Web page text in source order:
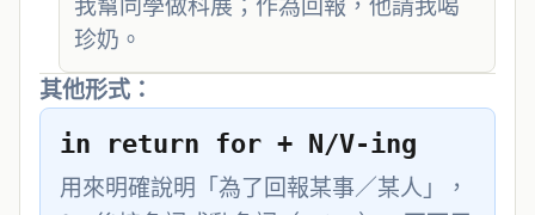
我幫同學做科展；作為回報，他請我喝
珍奶。
其他形式：
in return for + N/V-ing
用來明確說明「為了回報某事／某人」，